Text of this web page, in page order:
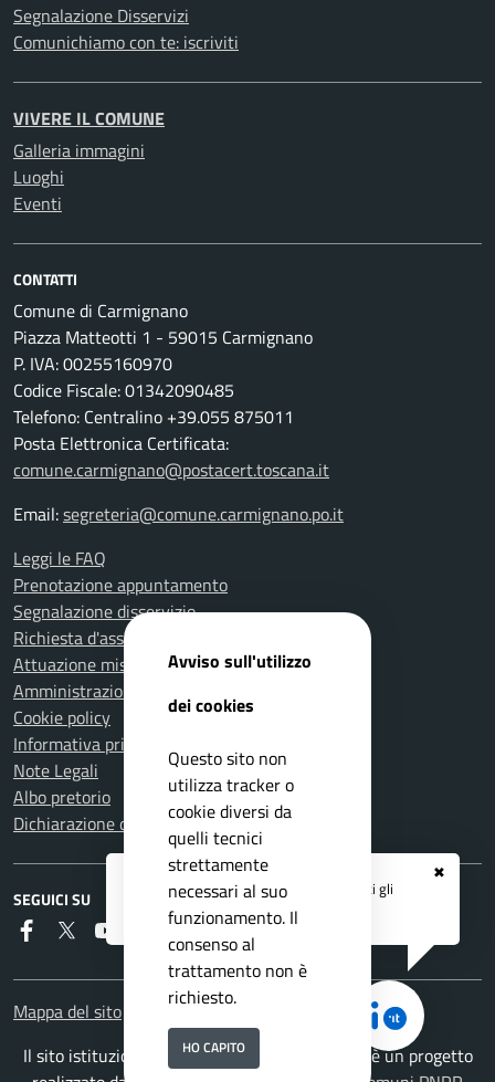
✖
Registrati ai serviziAPP IO
e ricevi tutti gli
aggiornamenti dall'Ente
Segnalazione Disservizi
Comunichiamo con te: iscriviti
VIVERE IL COMUNE
Galleria immagini
Luoghi
Eventi
CONTATTI
Comune di Carmignano
Piazza Matteotti 1 - 59015 Carmignano
P. IVA: 00255160970
Codice Fiscale: 01342090485
Telefono: Centralino +39.055 875011
Posta Elettronica Certificata:
comune.carmignano@postacert.toscana.it
Email:segreteria@comune.carmignano.po.it
Leggi le FAQ
Prenotazione appuntamento
Segnalazione disservizio
Richiesta d'assistenza
Attuazione misure PNRR
Amministrazione trasparente
Cookie policy
Informativa privacy
Note Legali
Albo pretorio
Dichiarazione di accessibilità
SEGUICI SU
FaceboookTwitter YoutubeRSS
Mappa del sito
Il sito istituzionale del Comune di Carmignano è un progetto
Avviso sull'utilizzo
dei cookies
Questo sito non
utilizza tracker o
cookie diversi da
quelli tecnici
strettamente
necessari al suo
funzionamento. Il
consenso al
trattamento non è
richiesto.
HO CAPITO